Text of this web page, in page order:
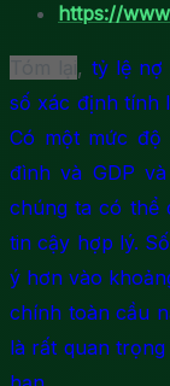
https://
, tỷ lệ nợ
số xác định tính
Có một mức độ
đình và GDP
chúng ta có thể
tin cậy hợp lý.
ý hơn vào
chính toàn cầu
là rất quan